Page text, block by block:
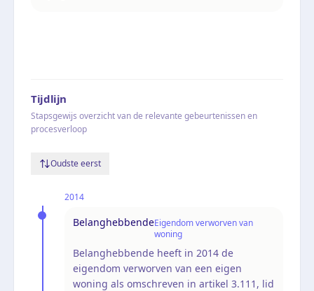
Tijdlijn
Stapsgewijs overzicht van de relevante gebeurtenissen en
procesverloop
Oudste eerst
2014
BelanghebbendeEigendom verworven van
woning
Belanghebbende heeft in 2014 de
eigendom verworven van een eigen
woning als omschreven in artikel 3.111, lid